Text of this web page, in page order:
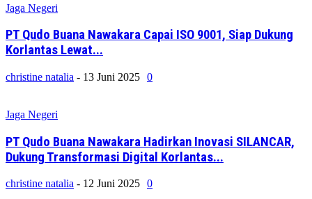
Jaga Negeri
PT Qudo Buana Nawakara Capai ISO 9001, Siap Dukung
Korlantas Lewat...
christine natalia - 13 Juni 2025 0
Jaga Negeri
PT Qudo Buana Nawakara Hadirkan Inovasi SILANCAR,
Dukung Transformasi Digital Korlantas...
christine natalia - 12 Juni 2025 0